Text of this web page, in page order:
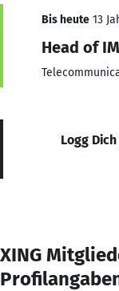
Bis heute 13
Head of
Logg
XING